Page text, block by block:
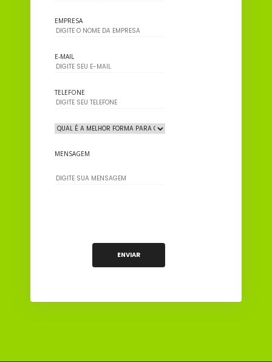
EMPRESA
E-MAIL
TELEFONE
MENSAGEM